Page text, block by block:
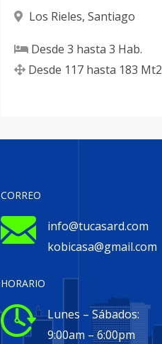
Los Rieles, Santiago
Desde 3 hasta 3 Hab.
Desde 117 hasta 183 Mt2
CORREO
info@tucasard.com
kobicasa@gmail.com
HORARIO
Lunes – Sábados:
9:00am – 6:00pm